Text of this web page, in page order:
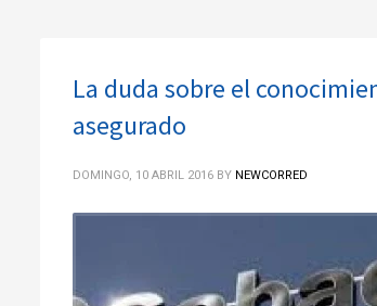
La duda sobre el
asegurado
DOMINGO, 10 ABRIL 2016 BY NEWCORRED